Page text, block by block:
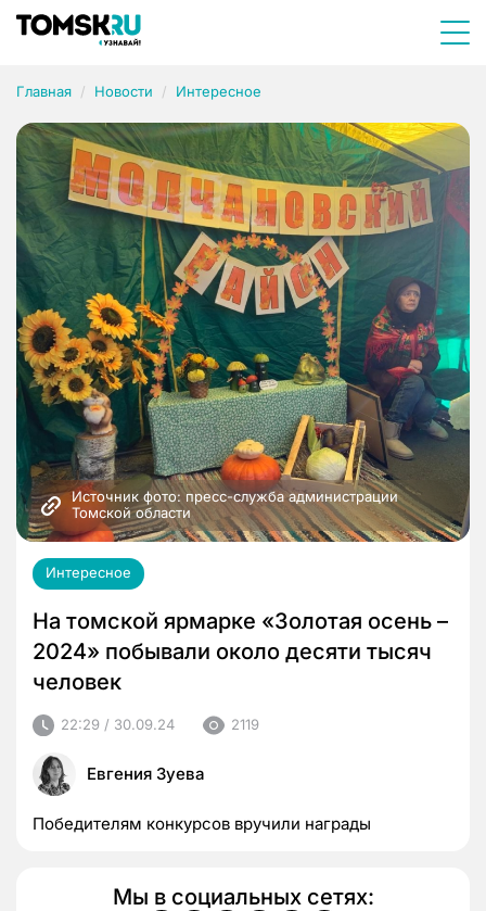
Главная Новости Интересное
Источник фото: пресс-служба администрации
Томской области
Интересное
На томской ярмарке «Золотая осень –
2024» побывали около десяти тысяч
человек
22:29 / 30.09.24 2119
Евгения Зуева
Победителям конкурсов вручили награды
Мы в социальных сетях: